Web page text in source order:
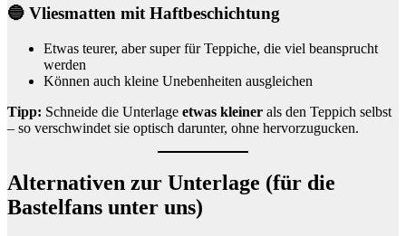
🔵 Vliesmatten mit Haftbeschichtung
Etwas teurer, aber super für Teppiche, die viel beansprucht
werden
Können auch kleine Unebenheiten ausgleichen
Tipp: Schneide die Unterlage etwas kleiner als den Teppich selbst
– so verschwindet sie optisch darunter, ohne hervorzugucken.
Alternativen zur Unterlage (für die
Bastelfans unter uns)